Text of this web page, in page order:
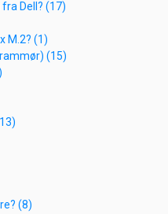
Dell? (17)
M.2? (1)
(15)
(8)